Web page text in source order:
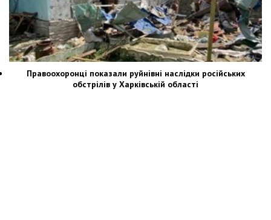
Правоохоронці показали руйнівні наслідки російських
обстрілів у Харківській області